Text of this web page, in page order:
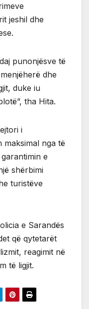
jeshil dhe
punonjësve të
dhe
duke iu
tha Hita.
i
maksimal nga të
e
shërbimi
turistëve
e Sarandës
që qytetarët
reagimit në
të ligjit.